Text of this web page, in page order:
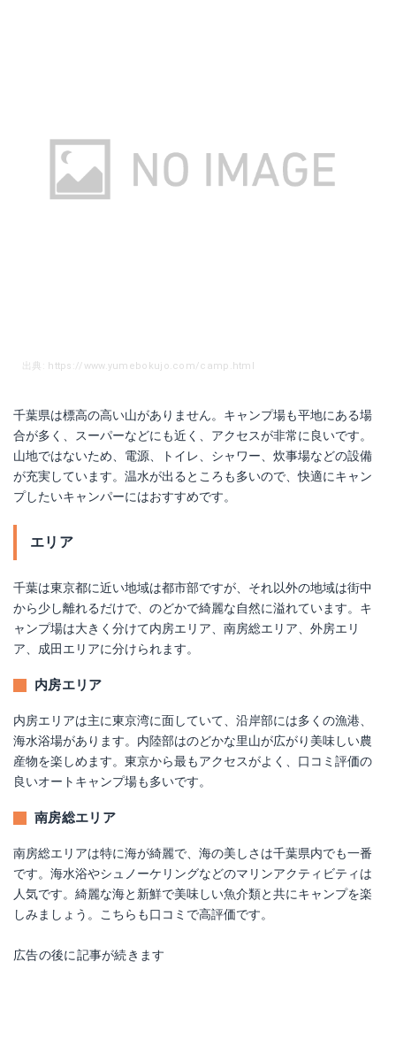
出典: https://www.yumebokujo.com/camp.html
千葉県は標高の高い山がありません。キャンプ場も平地にある場
合が多く、スーパーなどにも近く、アクセスが非常に良いです。
山地ではないため、電源、トイレ、シャワー、炊事場などの設備
が充実しています。温水が出るところも多いので、快適にキャン
プしたいキャンパーにはおすすめです。
エリア
千葉は東京都に近い地域は都市部ですが、それ以外の地域は街中
から少し離れるだけで、のどかで綺麗な自然に溢れています。キ
ャンプ場は大きく分けて内房エリア、南房総エリア、外房エリ
ア、成田エリアに分けられます。
内房エリア
内房エリアは主に東京湾に面していて、沿岸部には多くの漁港、
海水浴場があります。内陸部はのどかな里山が広がり美味しい農
産物を楽しめます。東京から最もアクセスがよく、口コミ評価の
良いオートキャンプ場も多いです。
南房総エリア
南房総エリアは特に海が綺麗で、海の美しさは千葉県内でも一番
です。海水浴やシュノーケリングなどのマリンアクティビティは
人気です。綺麗な海と新鮮で美味しい魚介類と共にキャンプを楽
しみましょう。こちらも口コミで高評価です。
広告の後に記事が続きます